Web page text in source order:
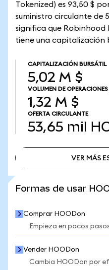
Tokenized) es 93,50 $
suministro circulante de
significa que Robinhood
tiene una capitalización
CAPITALIZACIÓN BURSÁTIL
5,02 M $
VOLUMEN DE OPERACIONES
1,32 M $
OFERTA CIRCULANTE
53,65 mil
VER MÁS
Formas de usar
Comprar HOODon
Empieza en pocos
Vender HOODon
Cambia HOODon por